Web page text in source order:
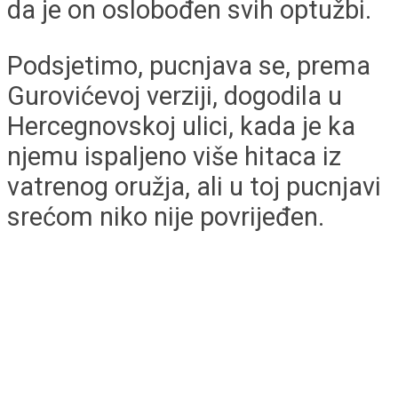
da je on oslobođen svih optužbi.
Podsjetimo, pucnjava se, prema
Gurovićevoj verziji, dogodila u
Hercegnovskoj ulici, kada je ka
njemu ispaljeno više hitaca iz
vatrenog oružja, ali u toj pucnjavi
srećom niko nije povrijeđen.